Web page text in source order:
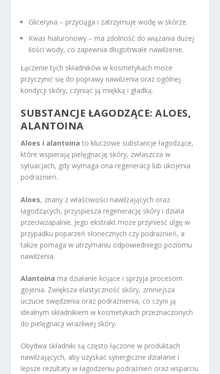
Gliceryna – przyciąga i zatrzymuje wodę w skórze.
Kwas hialuronowy – ma zdolność do wiązania dużej
ilości wody, co zapewnia długotrwałe nawilżenie.
Łączenie tych składników w kosmetykach może
przyczynić się do poprawy nawilżenia oraz ogólnej
kondycji skóry, czyniąc ją miękką i gładką.
SUBSTANCJE ŁAGODZĄCE: ALOES,
ALANTOINA
Aloes i alantoina to kluczowe substancje łagodzące,
które wspierają pielęgnację skóry, zwłaszcza w
sytuacjach, gdy wymaga ona regeneracji lub ukojenia
podrażnień.
Aloes, znany z właściwości nawilżających oraz
łagodzących, przyspiesza regenerację skóry i działa
przeciwzapalnie. Jego ekstrakt może przynieść ulgę w
przypadku poparzeń słonecznych czy podrażnień, a
także pomaga w utrzymaniu odpowiedniego poziomu
nawilżenia.
Alantoina ma działanie kojące i sprzyja procesom
gojenia. Zwiększa elastyczność skóry, zmniejsza
uczucie swędzenia oraz podrażnienia, co czyni ją
idealnym składnikiem w kosmetykach przeznaczonych
do pielęgnacji wrażliwej skóry.
Obydwa składniki są często łączone w produktach
nawilżających, aby uzyskać synergiczne działanie i
lepsze rezultaty w łagodzeniu podrażnień oraz wsparciu